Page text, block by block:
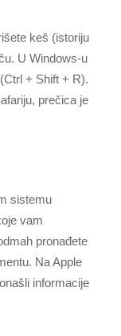
keš (istoriju
U Windows-u
+ Shift + R).
prečica je
sistemu
vam
pronađete
Na Apple
informacije